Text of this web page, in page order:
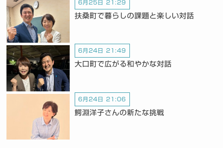
6月25日 21:29
扶桑町で暮らしの課題と楽しい対話
6月24日 21:49
大口町で広がる和やかな対話
6月24日 21:06
鰐淵洋子さんの新たな挑戦